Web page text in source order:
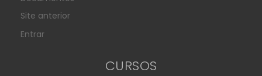
Site anterior
Entrar
CURSOS